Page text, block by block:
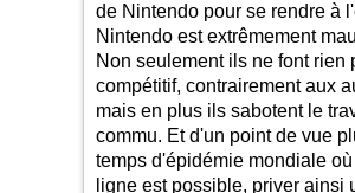
de Nintendo pour se rendre à
Nintendo est extrêmement
Non seulement ils ne font rien
compétitif, contrairement aux
mais en plus ils sabotent le
commu. Et d'un point de vue
temps d'épidémie mondiale
ligne est possible, priver ainsi